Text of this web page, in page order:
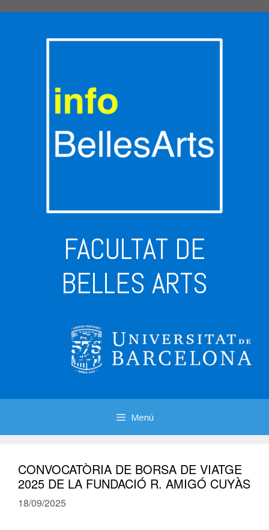
FACULTAT DE
BELLES ARTS
Menú
CONVOCATÒRIA DE BORSA DE VIATGE
2025 DE LA FUNDACIÓ R. AMIGÓ CUYÀS
18/09/2025